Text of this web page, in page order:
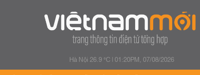
Hà Nội 26.9 °C|01:20PM, 07/08/2026